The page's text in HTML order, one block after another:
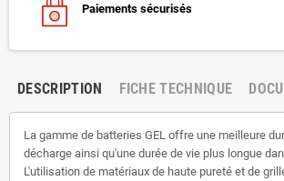
Paiements sécurisés
DESCRIPTION FICHE TECHNIQUE
La gamme de batteries GEL offre une meilleure
décharge ainsi qu'une durée de vie plus longue
L'utilisation de matériaux de haute pureté et de